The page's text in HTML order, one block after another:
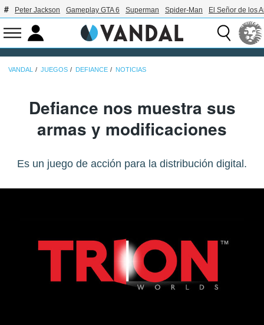
Peter Jackson Gameplay GTA 6 Superman Spider-Man El Señor de los
VANDAL JUEGOS DEFIANCE NOTICIAS
Defiance nos muestra sus
armas y modificaciones
Es un juego de acción para la distribución digital.